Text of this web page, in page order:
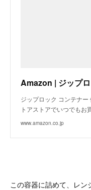
ジップロック コンテナ
トアストアでいつでも
www.amazon.co.jp
この容器に詰めて、レン